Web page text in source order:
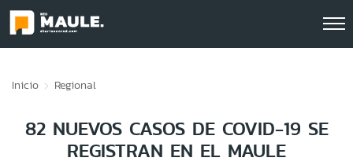
Inicio Regional
82 NUEVOS CASOS DE COVID-19 SE
REGISTRAN EN EL MAULE